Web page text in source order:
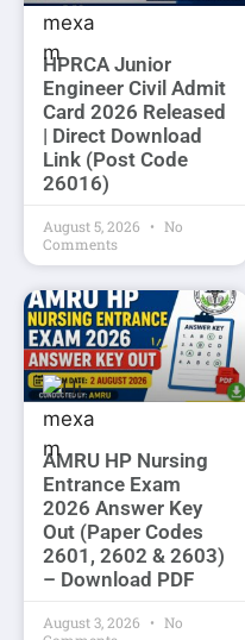
HPRCA Junior
Engineer Civil Admit
Card 2026 Released
| Direct Download
Link (Post Code
26016)
August 5, 2026
No
Comments
AMRU HP Nursing
Entrance Exam
2026 Answer Key
Out (Paper Codes
2601, 2602 & 2603)
– Download PDF
August 3, 2026
No